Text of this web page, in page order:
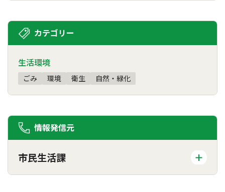
カテゴリー
生活環境
ごみ 環境 衛生 自然・緑化
情報発信元
市民生活課